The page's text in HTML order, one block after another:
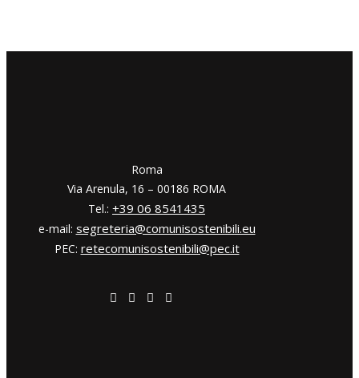
​​Roma
Via Arenula, 16 – 00186 ROMA
Tel.: +39 06 8541435
e-mail: segreteria@comunisostenibili.eu
PEC: retecomunisostenibili@pec.it